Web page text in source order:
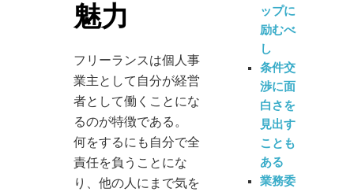
魅力
フリーランスは個人事
業主として自分が経営
者として働くことにな
るのが特徴である。
何をするにも自分で全
責任を負うことにな
り、他の人にまで気を
ップに
励むべ
し
条件交
渉に面
白さを
見出す
ことも
ある
業務委